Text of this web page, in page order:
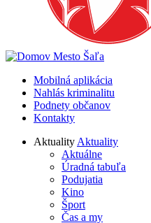
Mobilná aplikácia
Nahlás kriminalitu
Podnety občanov
Kontakty
AktualityAktuality
Aktuálne
Úradná tabuľa
Podujatia
Kino
Šport
Čas a my